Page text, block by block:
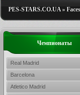
PES-STARS.CO.UA»
Чемпионаты
Real Madrid
Barcelona
Atletico Madrid